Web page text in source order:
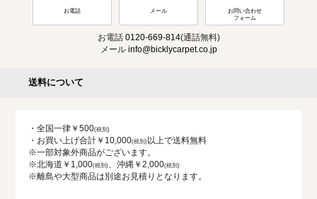
お電話 メール
お問い合わせ
フォーム
お電話 0120-669-814(通話無料)
メール info@bicklycarpet.co.jp
送料について
・全国一律￥500
・お買い上げ合計￥10,000
以上で送料無料
※一部対象外商品がございます。
※北海道￥1,000
、沖縄￥2,000
※離島や大型商品は別途お見積りとなります。